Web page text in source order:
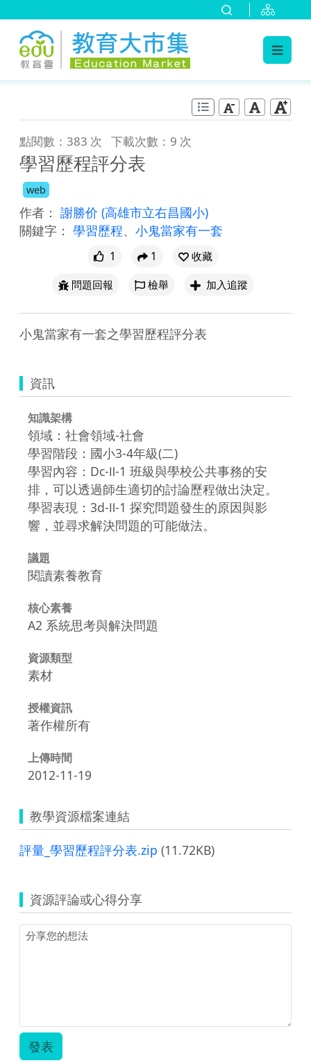
點閱數：383 次 下載次數：9 次
學習歷程評分表
web
作者： 謝勝价 (高雄市立右昌國小)
關鍵字： 學習歷程、 小鬼當家有一套
1 1
收藏
問題回報
檢舉 加入追蹤
小鬼當家有一套之學習歷程評分表
資訊
知識架構
領域：社會領域-社會
學習階段：國小3-4年級(二)
學習內容：Dc-Ⅱ-1 班級與學校公共事務的安
排，可以透過師生適切的討論歷程做出決定。
學習表現：3d-Ⅱ-1 探究問題發生的原因與影
響，並尋求解決問題的可能做法。
議題
閱讀素養教育
核心素養
A2 系統思考與解決問題
資源類型
素材
授權資訊
著作權所有
上傳時間
2012-11-19
教學資源檔案連結
評量_學習歷程評分表.zip (11.72KB)
資源評論或心得分享
發表